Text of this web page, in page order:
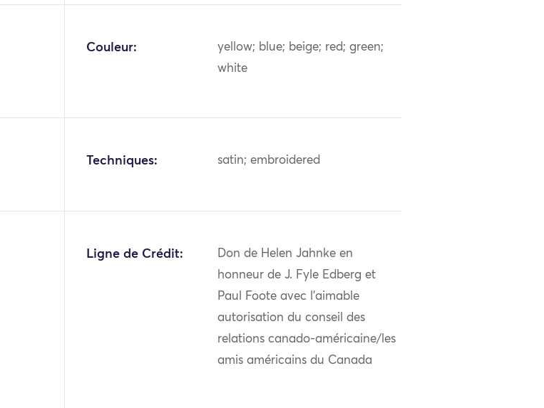
Couleur:
yellow; blue; beige; red; green;
white
Techniques: satin; embroidered
Ligne de Crédit:
Don de Helen Jahnke en
honneur de J. Fyle Edberg et
Paul Foote avec l'aimable
autorisation du conseil des
relations canado-américaine/les
amis américains du Canada